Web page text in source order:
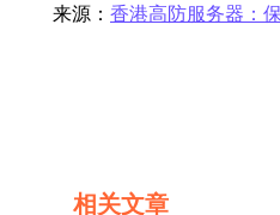
来源： 香港高防服务器：
相关文章